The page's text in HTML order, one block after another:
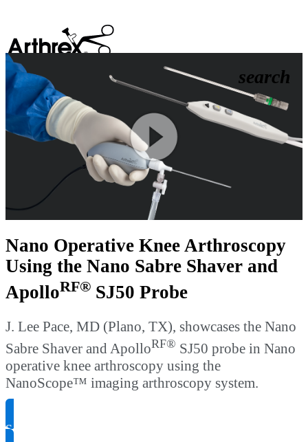
search
Play
Video
Nano Operative Knee Arthroscopy
Using the Nano Sabre Shaver and
ApolloRF® SJ50 Probe
J. Lee Pace, MD (Plano, TX), showcases the Nano
Sabre Shaver and ApolloRF® SJ50 probe in Nano
operative knee arthroscopy using the
NanoScope™ imaging arthroscopy system.
Solicite informação do produto